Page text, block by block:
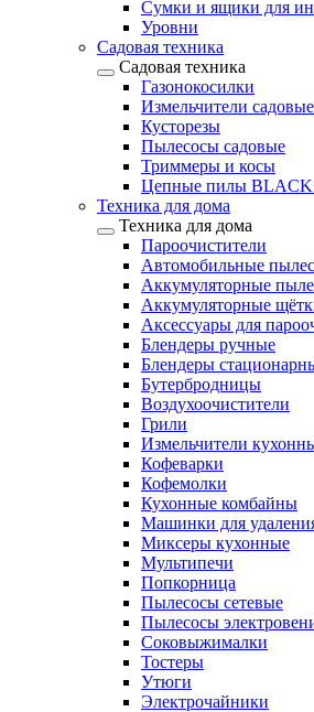
Сумки и ящики для
Уровни
Садовая техника
Садовая техника
Газонокосилки
Измельчители садовые
Кусторезы
Пылесосы садовые
Триммеры и косы
Цепные пилы
Техника для дома
Техника для дома
Пароочистители
Автомобильные
Аккумуляторные
Аккумуляторные
Аксессуары для
Блендеры ручные
Блендеры
Бутербродницы
Воздухоочистители
Грили
Измельчители
Кофеварки
Кофемолки
Кухонные комбайны
Машинки для
Миксеры кухонные
Мультипечи
Попкорница
Пылесосы сетевые
Пылесосы
Соковыжималки
Тостеры
Утюги
Электрочайники